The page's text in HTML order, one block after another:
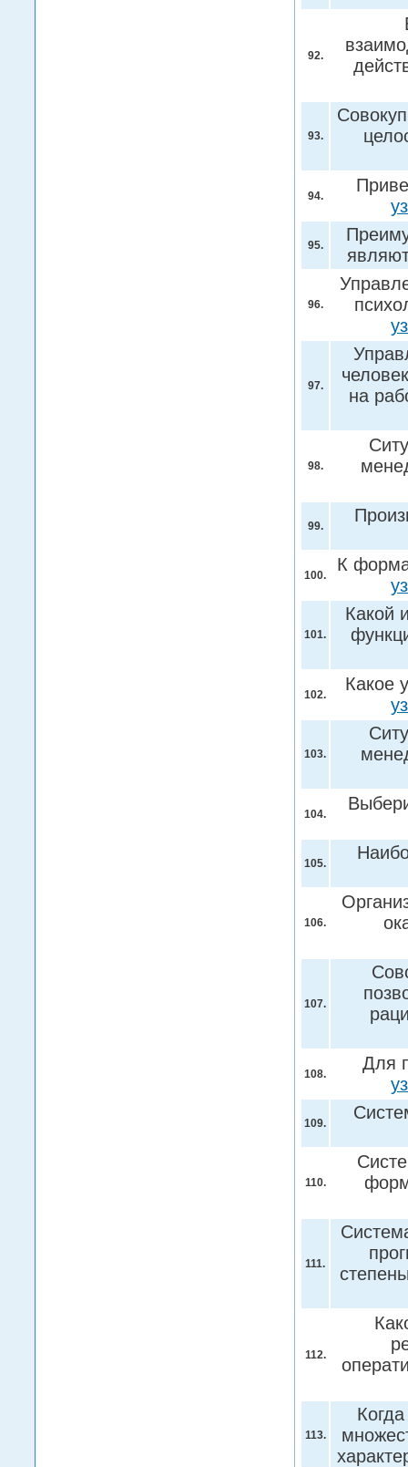
92.
93.
94.
95.
96.
97.
на
98.
99.
100.
К
101.
Какой
102.
Какое
103.
104.
105.
106.
107.
108.
Для
109.
110.
111.
112.
113.